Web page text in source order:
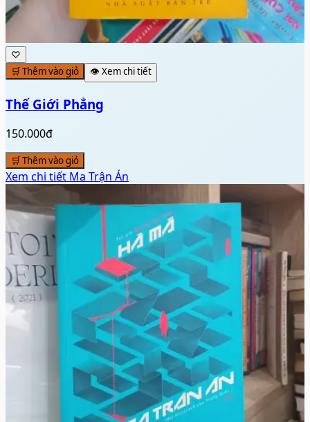
♡
🛒 Thêm vào giỏ
👁️ Xem chi tiết
Thế Giới Phẳng
150.000đ
🛒 Thêm vào giỏ
Xem chi tiết Ma Trận Án